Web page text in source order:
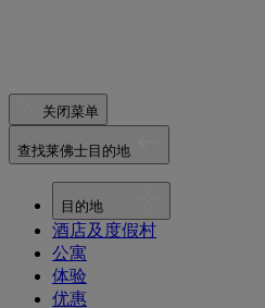
关闭菜单
查找莱佛士目的地
目的地
酒店及度假村
公寓
体验
优惠